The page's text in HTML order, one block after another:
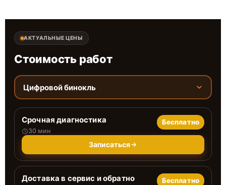
АКТУАЛЬНЫЕ ЦЕНЫ
Стоимость работ
Цифровой бинокль
Срочная диагностика
30 мин
Бесплатно
Записаться
Доставка в сервис и обратно Бесплатно